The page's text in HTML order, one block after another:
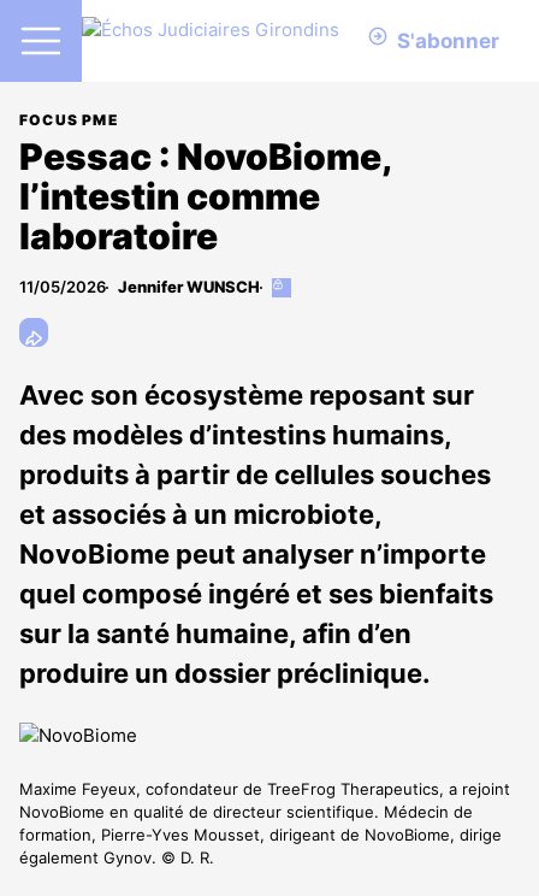
S'abonner
FOCUS PME
Pessac : NovoBiome,
l’intestin comme
laboratoire
11/05/2026 Jennifer WUNSCH
Cet
abonnés
Avec son écosystème reposant sur
des modèles d’intestins humains,
produits à partir de cellules souches
et associés à un microbiote,
NovoBiome peut analyser n’importe
quel composé ingéré et ses bienfaits
sur la santé humaine, afin d’en
produire un dossier préclinique.
Maxime Feyeux, cofondateur de TreeFrog Therapeutics, a rejoint
NovoBiome en qualité de directeur scientifique. Médecin de
formation, Pierre-Yves Mousset, dirigeant de NovoBiome, dirige
également Gynov. © D. R.